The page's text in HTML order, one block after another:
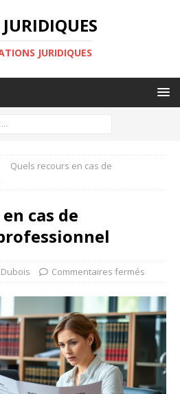
JURIDIQUES
Quels recours en cas de
cas de
Commentaires fermés